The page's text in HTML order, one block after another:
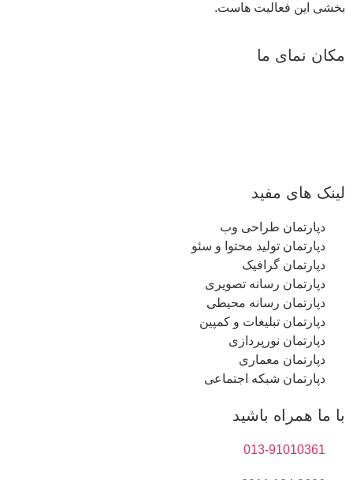
بخشی این فعالیت هاست.
مکان نمای ما
لینک های مفید
دپارتمان طراحی وب
دپارتمان تولید محتوا و سئو
دپارتمان گرافیک
دپارتمان رسانه تصویری
دپارتمان رسانه محیطی
دپارتمان تبلیغات و کمپین
دپارتمان نورپردازی
دپارتمان معماری
دپارتمان شبکه اجتماعی
با ما همراه باشید
013-91010361